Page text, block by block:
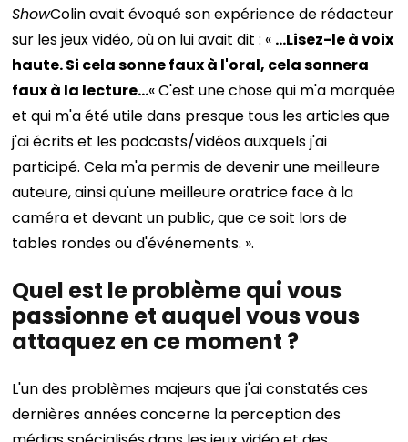
ShowColin avait évoqué son expérience de rédacteur
sur les jeux vidéo, où on lui avait dit : « …Lisez-le à voix
haute. Si cela sonne faux à l'oral, cela sonnera
faux à la lecture…« C'est une chose qui m'a marquée
et qui m'a été utile dans presque tous les articles que
j'ai écrits et les podcasts/vidéos auxquels j'ai
participé. Cela m'a permis de devenir une meilleure
auteure, ainsi qu'une meilleure oratrice face à la
caméra et devant un public, que ce soit lors de
tables rondes ou d'événements. ».
Quel est le problème qui vous
passionne et auquel vous vous
attaquez en ce moment ?
L'un des problèmes majeurs que j'ai constatés ces
dernières années concerne la perception des